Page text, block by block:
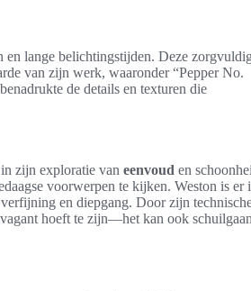
lange belichtingstijden. Deze
van zijn werk, waaronder “Pepper No.
de details en texturen die
zijn exploratie van eenvoud en
voorwerpen te kijken. Weston is er
en diepgang. Door zijn
hoeft te zijn—het kan ook schuilgaan